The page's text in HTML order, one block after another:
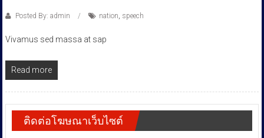
Posted By: admin nation speech
Vivamus sed massa at sap
Read more
ติดต่อโฆษณาเว็บไซต์